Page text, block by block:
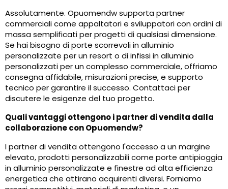
Assolutamente. Opuomendw supporta partner
commerciali come appaltatori e sviluppatori con ordini di
massa semplificati per progetti di qualsiasi dimensione.
Se hai bisogno di porte scorrevoli in alluminio
personalizzate per un resort o di infissi in alluminio
personalizzati per un complesso commerciale, offriamo
consegna affidabile, misurazioni precise, e supporto
tecnico per garantire il successo. Contattaci per
discutere le esigenze del tuo progetto.
Quali vantaggi ottengono i partner di vendita dalla
collaborazione con Opuomendw?
I partner di vendita ottengono l'accesso a un margine
elevato, prodotti personalizzabili come porte antipioggia
in alluminio personalizzate e finestre ad alta efficienza
energetica che attirano acquirenti diversi. Forniamo